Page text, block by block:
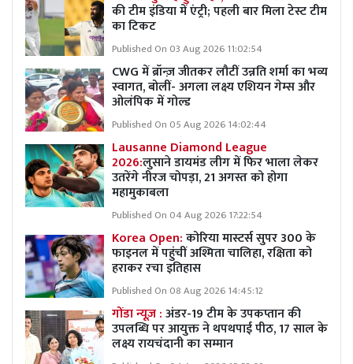
की टीम इंडिया में एंट्री; पहली बार मिला टेस्ट टीम
का टिकट
Published On 03 Aug 2026 11:02:54
CWG में ब्रॉन्ज़ जीतकर लौटीं उन्नति शर्मा का भव्य
स्वागत, बोलीं- अगला लक्ष्य एशियन गेम्स और
ओलंपिक में गोल्ड
Published On 05 Aug 2026 14:02:44
Lausanne Diamond League
2026:लुसाने डायमंड लीग में फिर भाला लेकर
उतरेंगे नीरज चोपड़ा, 21 अगस्त को होगा
महामुकाबला
Published On 04 Aug 2026 17:22:54
Korea Open:कोरिया मास्टर्स सुपर 300 के
फाइनल में पहुंचीं अश्मिता चालिहा, रक्षिता को
हराकर रचा इतिहास
Published On 08 Aug 2026 14:45:12
गोंडा न्यूज़ :अंडर-19 टीम के उपकप्तान की
उपलब्धि पर आयुक्त ने थपथपाई पीठ, 17 साल के
लक्ष्य रायचंदानी का सम्मान